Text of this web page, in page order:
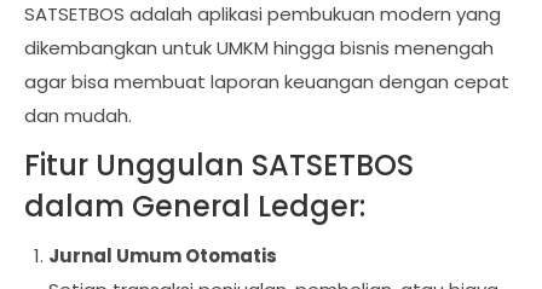
SATSETBOS adalah aplikasi pembukuan modern yang
dikembangkan untuk UMKM hingga bisnis menengah
agar bisa membuat laporan keuangan dengan cepat
dan mudah.
Fitur Unggulan SATSETBOS
dalam General Ledger:
Jurnal Umum Otomatis